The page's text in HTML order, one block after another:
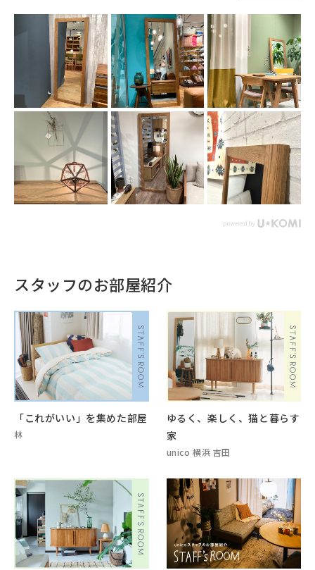
スタッフのお部屋紹介
「これがいい」を集めた部屋
林
ゆるく、楽しく、猫と暮らす
家
unico 横浜 吉田